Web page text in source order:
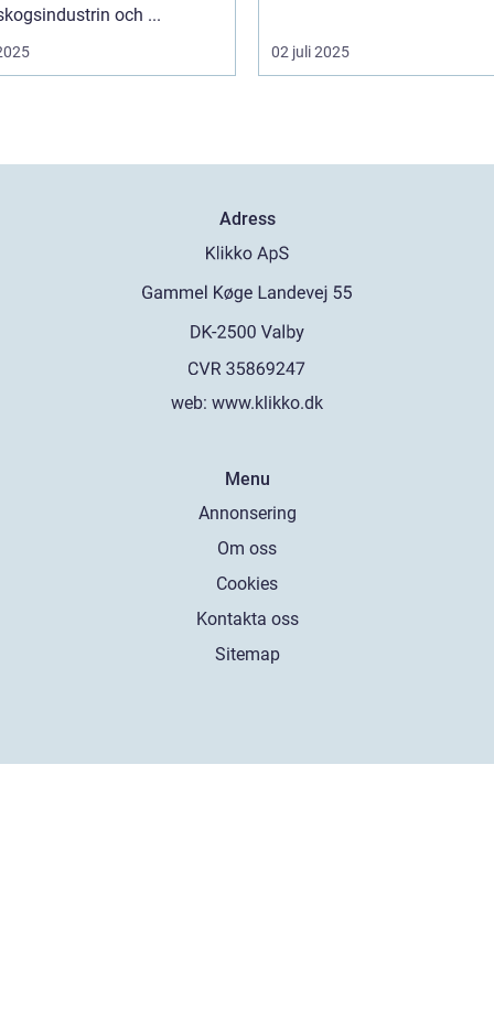
och ...
02 juli 2025
Adress
web: www.klikko.dk
Menu
Annonsering
Om oss
Cookies
Kontakta oss
Sitemap